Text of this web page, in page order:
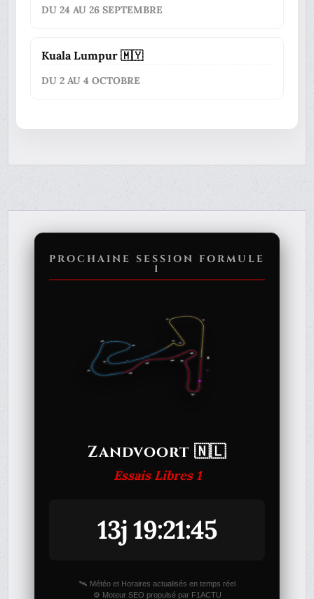
DU 24 AU 26 SEPTEMBRE
Kuala Lumpur 🇲🇾
DU 2 AU 4 OCTOBRE
PROCHAINE SESSION FORMULE
1
Zandvoort 🇳🇱
Essais Libres 1
13j 19:21:45
🛰️ Météo et Horaires actualisés en temps réel
⚙️ Moteur SEO propulsé par F1ACTU